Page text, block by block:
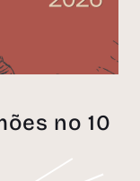
no 10